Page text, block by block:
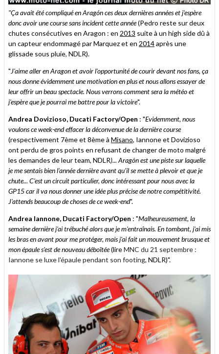
"Ça avait été compliqué en Aragón ces deux dernières années et j'espère
donc avoir une course sans incident cette année(Pedro reste sur deux
chutes consécutives en Aragon : en 2013 suite à un high side dû à
un capteur endommagé par Marquez et en 2014après une
glissade sous pluie, NDLR).
"J'aime aller en Aragon et avoir l'opportunité de courir devant nos fans, ça
nous donne évidemment une motivation en plus et nous allons essayer de
leur offrir un beau spectacle. Nous verrons comment sera la météo et
j'espère que je pourrai me battre pour la victoire".
Andrea Dovizioso, Ducati Factory/Open : "Evidemment, nous
voulons ce week-end effacer la déconvenue de la dernière course
(respectivement 7ème et 8ème à Misano, Iannone et Dovizioso
ont perdu de gros points en refusant de changer de moto malgré
les demandes de leur team, NDLR)... Aragón est une piste sur laquelle
je me sentais bien l'année dernière avant qu'il se mette à plevoir et que je
chute... C'est un circuit particulier, donc intéressant pour nous avec la
GP15 car il va nous donner une idée plus précise de notre compétitivité.
J'attends beaucoup de choses de ce week-end".
Andrea Iannone, Ducati Factory/Open : "Malheureusement, la
semaine dernière j'ai trébuché alors que je m'entraînais. En tombant, j'ai mis
les bras en avant pour me protéger, mais j'ai fait un mouvement brusque et
mon épaule s'est de nouveau déboîtée(lireMNC du 21 septembre :
Iannone se luxe l'épaule pendant son footing, NDLR)".